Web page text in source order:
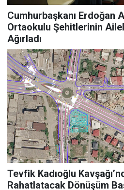
Cumhurbaşkanı Erdoğan
Ortaokulu Şehitlerinin
Ağırladı
Tevfik Kadıoğlu
Rahatlatacak Dönüşüm